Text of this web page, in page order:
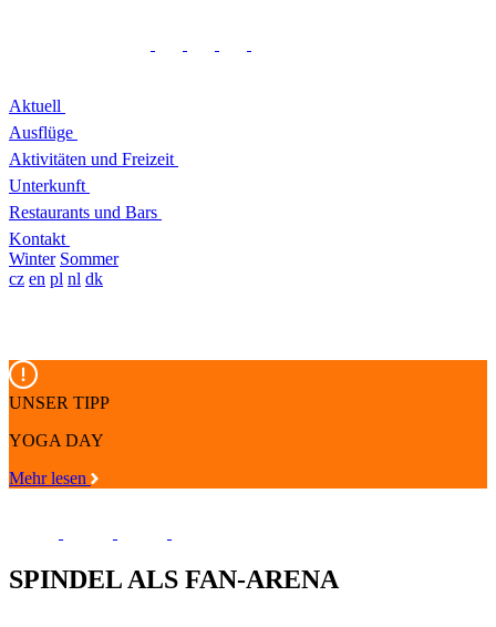
Aktuell
Ausflüge
Aktivitäten und Freizeit
Unterkunft
Restaurants und Bars
Kontakt
Winter Sommer
cz en pl nl dk
UNSER TIPP
YOGA DAY
Mehr lesen
SPINDEL ALS FAN-ARENA